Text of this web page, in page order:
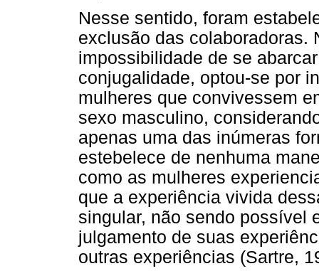
Nesse sentido, foram
exclusão das colaboradoras.
impossibilidade de se
conjugalidade, optou-se por
mulheres que convivessem
sexo masculino,
apenas uma das inúmeras
estebelece de nenhuma
como as mulheres
que a experiência vivida
singular, não sendo possível
julgamento de suas
outras experiências (Sartre,